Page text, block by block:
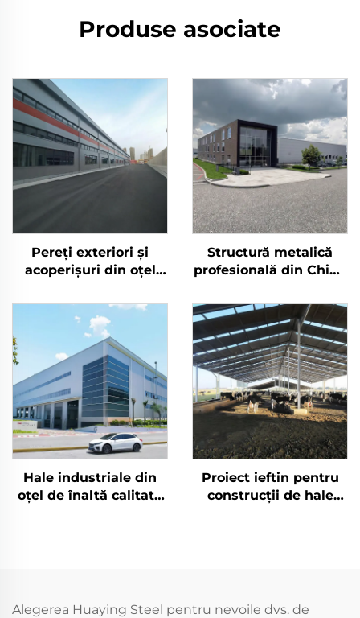
Produse asociate
Pereți exteriori și
acoperișuri din oțel
din oțel pentru clădiri
metalice
Structură metalică
profesională din China
depozite prefabricate
cu planuri de cadre
din oțel, Clădire din
oțel
Hale industriale din
oțel de înaltă calitate
Proiect ieftin pentru
construcții de hale
Alegerea Huaying Steel pentru nevoile dvs. de